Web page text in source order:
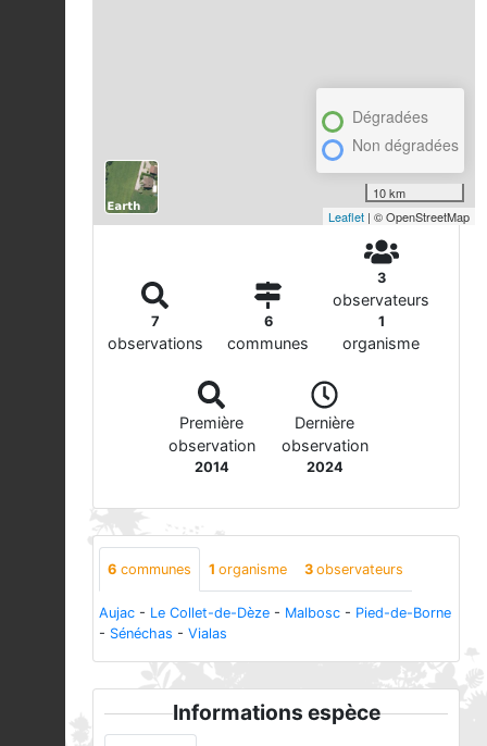
Dégradées
Non dégradées
10 km
Leaflet | © OpenStreetMap
7
observations
6
communes
3
observateurs
1
organisme
Première
observation
2014
Dernière
observation
2024
6 communes 1 organisme 3 observateurs
Aujac - Le Collet-de-Dèze - Malbosc - Pied-de-Borne
- Sénéchas - Vialas
Informations espèce